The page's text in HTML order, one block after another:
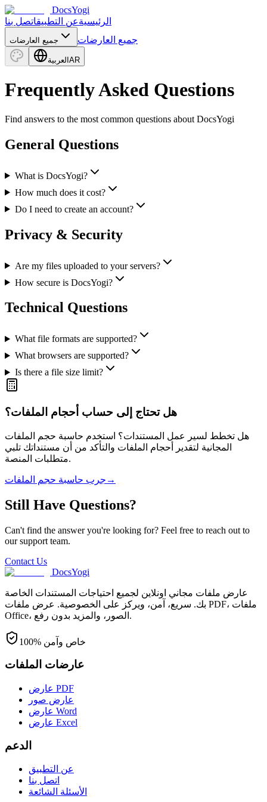
DocsYogi
الرئيسيةعن التطبيقاتصل بنا
جميع العارضات جميع العارضات
العربية AR
Frequently Asked Questions
Find answers to the most common questions about DocsYogi
General Questions
What is DocsYogi?
How much does it cost?
Do I need to create an account?
Privacy & Security
Are my files uploaded to your servers?
How secure is DocsYogi?
Technical Questions
What file formats are supported?
What browsers are supported?
Is there a file size limit?
هل تحتاج إلى حساب أحجام الملفات؟
هل تخطط لسير عمل المستندات؟ استخدم حاسبة حجم الملفات
المجانية لتقدير أحجام الملفات والتأكد من أن مستنداتك تلبي
متطلبات المنصة.
جرب حاسبة حجم الملفات →
Still Have Questions?
Can't find the answer you're looking for? Feel free to reach out to
our support team.
Contact Us
DocsYogi
عارض ملفات مجاني اونلاين لجميع احتياجات المستندات الخاصة
بك. سريع، آمن، ويركز على الخصوصية. عرض ملفات PDF، ملفات
Office، الصور، والمزيد بدون رفع.
100% خاص وآمن
عارضات الملفات
عارض PDF
عارض صور
عارض Word
عارض Excel
الدعم
عن التطبيق
اتصل بنا
الأسئلة الشائعة